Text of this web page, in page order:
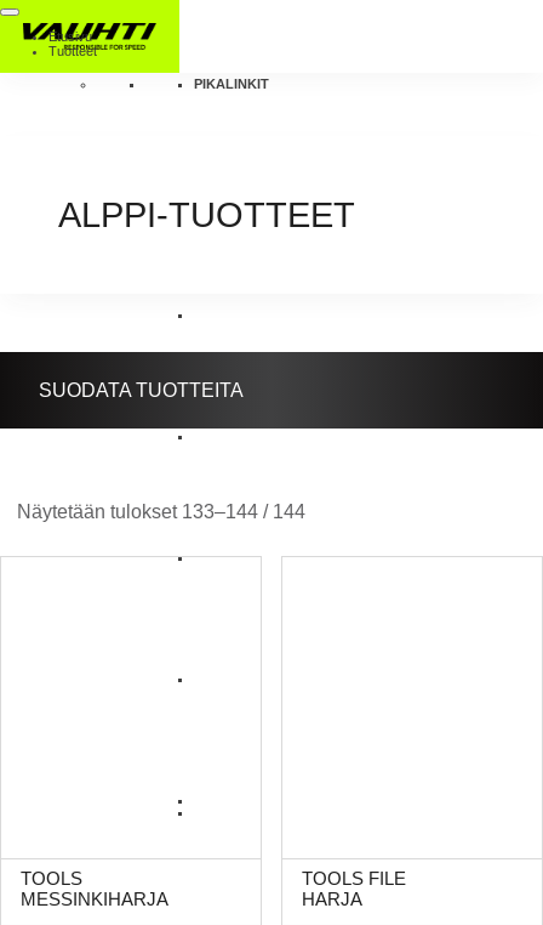
Etusivu
Tuotteet
PIKALINKIT
ALPPI-TUOTTEET
SUODATA TUOTTEITA
Näytetään tulokset 133–144 / 144
TOOLS
MESSINKIHARJA
TOOLS FILE
HARJA